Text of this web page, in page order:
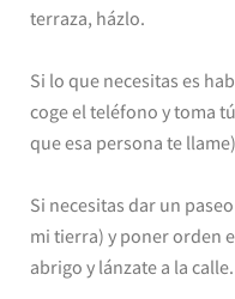
terraza, házlo.
Si lo que necesitas es
coge el teléfono y toma
que esa persona te
Si necesitas dar un
mi tierra) y poner orden
abrigo y lánzate a la calle.